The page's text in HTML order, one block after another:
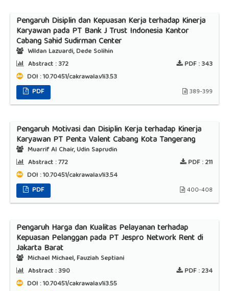
Pengaruh Disiplin dan Kepuasan Kerja terhadap Kinerja
Karyawan pada PT Bank J Trust Indonesia Kantor
Cabang Sahid Sudirman Center
Wildan Lazuardi, Dede Solihin
Abstract :372 PDF :343
DOI : 10.70451/cakrawala.v1i3.53
PDF
389-399
Pengaruh Motivasi dan Disiplin Kerja terhadap Kinerja
Karyawan PT Penta Valent Cabang Kota Tangerang
Muarrif Al Chair, Udin Saprudin
Abstract :772 PDF :211
DOI : 10.70451/cakrawala.v1i3.54
PDF
400-408
Pengaruh Harga dan Kualitas Pelayanan terhadap
Kepuasan Pelanggan pada PT Jespro Network Rent di
Jakarta Barat
Michael Michael, Fauziah Septiani
Abstract :390 PDF :234
DOI : 10.70451/cakrawala.v1i3.55